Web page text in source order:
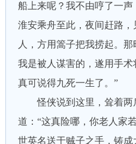
船上来呢？我不由哼了一
淮安乘舟至此，夜间赶路
人，方用篙子把我捞起。
我是被人谋害的，遂用手术
真可说得九死一生了。”
怪侠说到这里，耸着两
道：“这真险哪，你老人家
世英名送于贼子之手，铸